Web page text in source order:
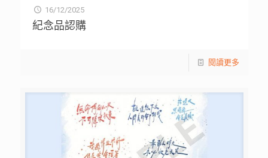
16/12/2025
紀念品認購
閱讀更多